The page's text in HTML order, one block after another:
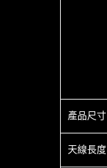
產品尺寸
天線長度